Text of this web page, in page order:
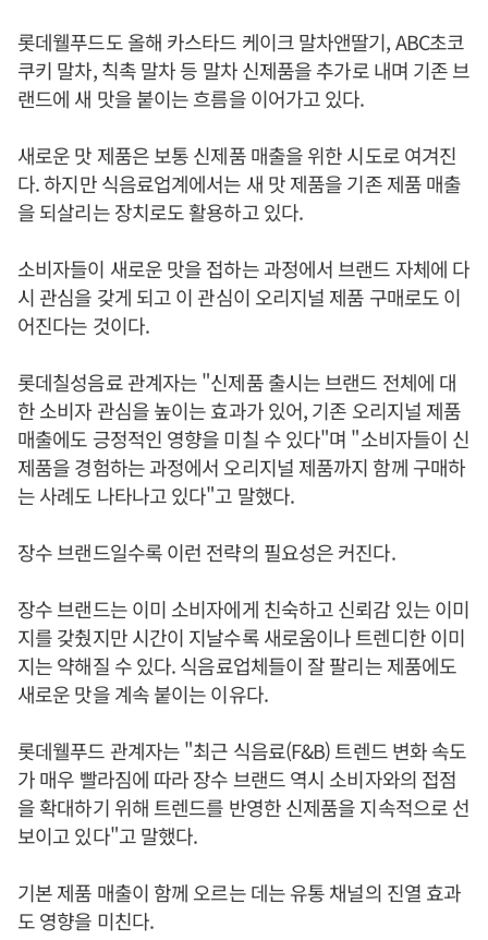
롯데웰푸드도 올해 카스타드 케이크 말차앤딸기, ABC초코
쿠키 말차, 칙촉 말차 등 말차 신제품을 추가로 내며 기존 브
랜드에 새 맛을 붙이는 흐름을 이어가고 있다.
새로운 맛 제품은 보통 신제품 매출을 위한 시도로 여겨진
다. 하지만 식음료업계에서는 새 맛 제품을 기존 제품 매출
을 되살리는 장치로도 활용하고 있다.
소비자들이 새로운 맛을 접하는 과정에서 브랜드 자체에 다
시 관심을 갖게 되고 이 관심이 오리지널 제품 구매로도 이
어진다는 것이다.
롯데칠성음료 관계자는 "신제품 출시는 브랜드 전체에 대
한 소비자 관심을 높이는 효과가 있어, 기존 오리지널 제품
매출에도 긍정적인 영향을 미칠 수 있다"며 "소비자들이 신
제품을 경험하는 과정에서 오리지널 제품까지 함께 구매하
는 사례도 나타나고 있다"고 말했다.
장수 브랜드일수록 이런 전략의 필요성은 커진다.
장수 브랜드는 이미 소비자에게 친숙하고 신뢰감 있는 이미
지를 갖췄지만 시간이 지날수록 새로움이나 트렌디한 이미
지는 약해질 수 있다. 식음료업체들이 잘 팔리는 제품에도
새로운 맛을 계속 붙이는 이유다.
롯데웰푸드 관계자는 "최근 식음료(F&B) 트렌드 변화 속도
가 매우 빨라짐에 따라 장수 브랜드 역시 소비자와의 접점
을 확대하기 위해 트렌드를 반영한 신제품을 지속적으로 선
보이고 있다"고 말했다.
기본 제품 매출이 함께 오르는 데는 유통 채널의 진열 효과
도 영향을 미친다.